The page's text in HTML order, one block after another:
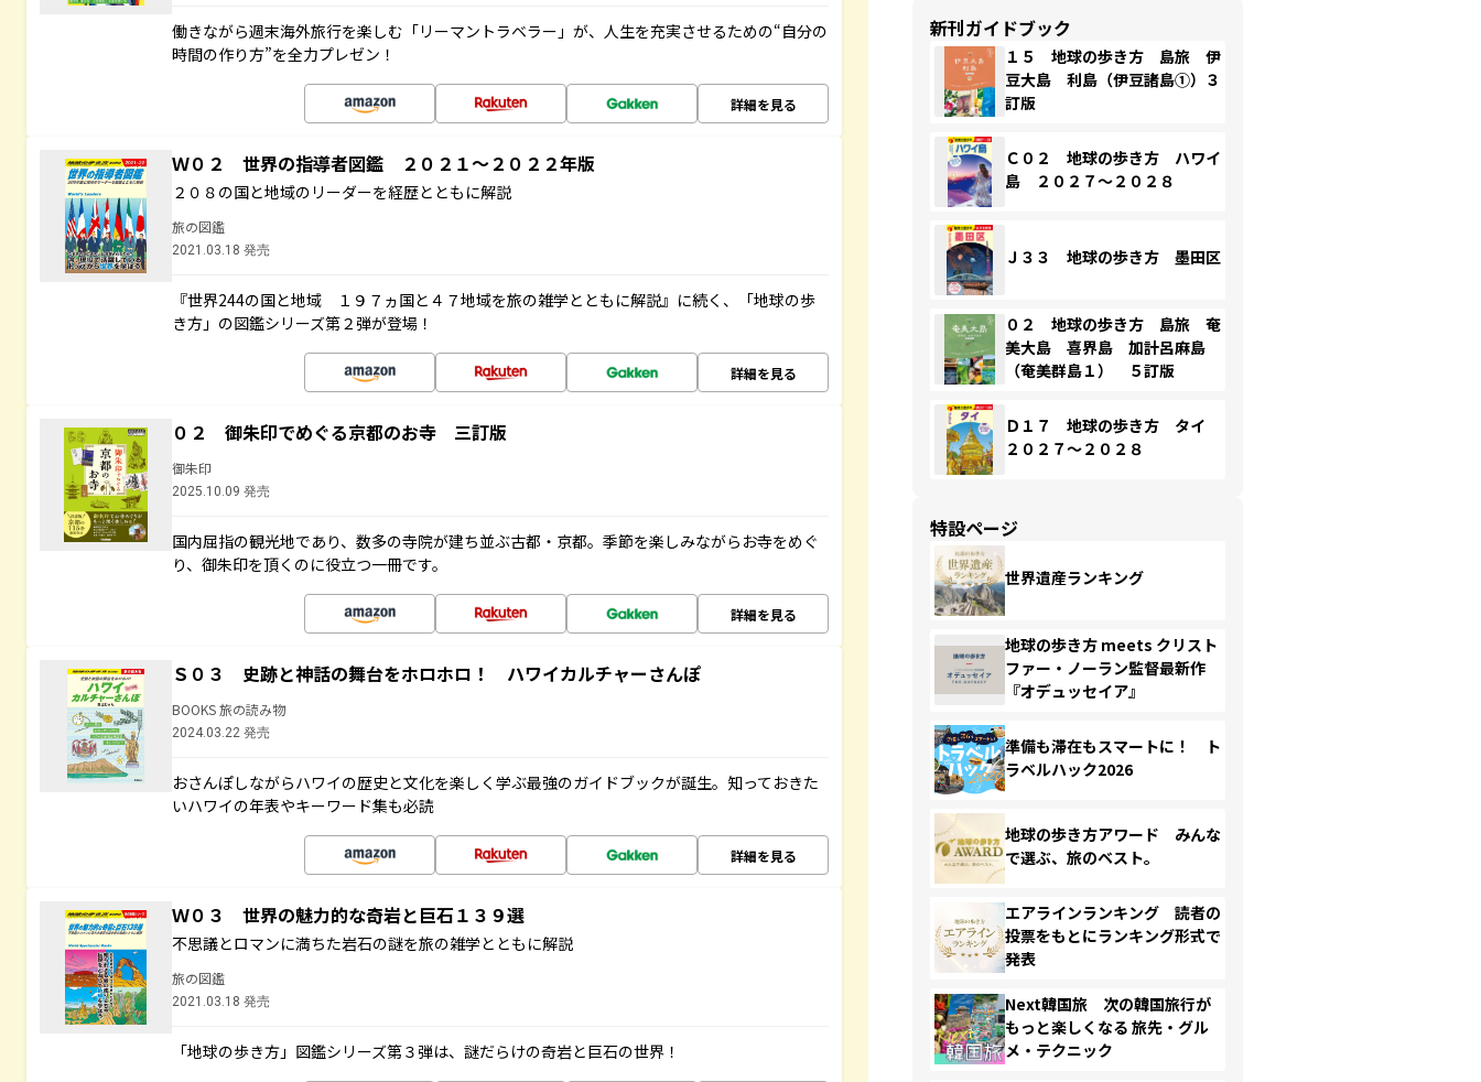
働きながら週末海外旅行を楽しむ「リーマントラベラー」が、人生を充実させるための“自分の
時間の作り方”を全力プレゼン！
詳細を見る
Ｗ０２ 世界の指導者図鑑 ２０２１～２０２２年版
２０８の国と地域のリーダーを経歴とともに解説
旅の図鑑
2021.03.18 発売
『世界244の国と地域 １９７ヵ国と４７地域を旅の雑学とともに解説』に続く、「地球の歩
き方」の図鑑シリーズ第２弾が登場！
詳細を見る
０２ 御朱印でめぐる京都のお寺 三訂版
御朱印
2025.10.09 発売
国内屈指の観光地であり、数多の寺院が建ち並ぶ古都・京都。季節を楽しみながらお寺をめぐ
り、御朱印を頂くのに役立つ一冊です。
詳細を見る
Ｓ０３ 史跡と神話の舞台をホロホロ！ ハワイカルチャーさんぽ
BOOKS 旅の読み物
2024.03.22 発売
おさんぽしながらハワイの歴史と文化を楽しく学ぶ最強のガイドブックが誕生。知っておきた
いハワイの年表やキーワード集も必読
詳細を見る
Ｗ０３ 世界の魅力的な奇岩と巨石１３９選
不思議とロマンに満ちた岩石の謎を旅の雑学とともに解説
旅の図鑑
2021.03.18 発売
「地球の歩き方」図鑑シリーズ第３弾は、謎だらけの奇岩と巨石の世界！
新刊ガイドブック
１５ 地球の歩き方 島旅 伊
豆大島 利島（伊豆諸島①）３
訂版
Ｃ０２ 地球の歩き方 ハワイ
島 ２０２７～２０２８
Ｊ３３ 地球の歩き方 墨田区
０２ 地球の歩き方 島旅 奄
美大島 喜界島 加計呂麻島
（奄美群島１） ５訂版
Ｄ１７ 地球の歩き方 タイ
２０２７～２０２８
特設ページ
世界遺産ランキング
地球の歩き方 meets クリスト
ファー・ノーラン監督最新作
『オデュッセイア』
準備も滞在もスマートに！ ト
ラベルハック2026
地球の歩き方アワード みんな
で選ぶ、旅のベスト。
エアラインランキング 読者の
投票をもとにランキング形式で
発表
Next韓国旅 次の韓国旅行が
もっと楽しくなる 旅先・グル
メ・テクニック